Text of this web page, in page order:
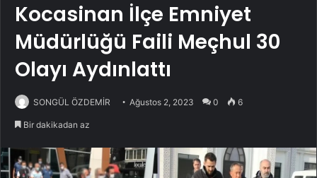
Kocasinan İlçe Emniyet
Müdürlüğü Faili Meçhul 30
Olayı Aydınlattı
SONGÜL ÖZDEMİR Ağustos 2, 2023 0 6
Bir dakikadan az